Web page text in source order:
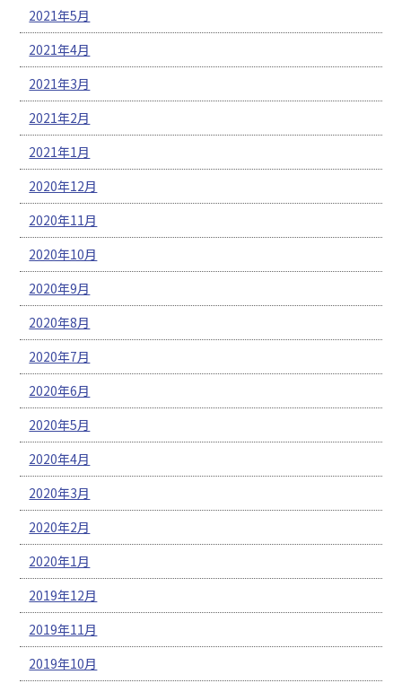
2021年5月
2021年4月
2021年3月
2021年2月
2021年1月
2020年12月
2020年11月
2020年10月
2020年9月
2020年8月
2020年7月
2020年6月
2020年5月
2020年4月
2020年3月
2020年2月
2020年1月
2019年12月
2019年11月
2019年10月